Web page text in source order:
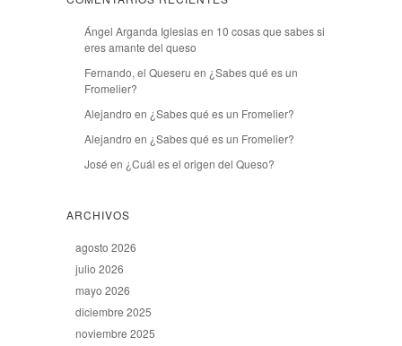
Ángel Arganda Iglesiasen 10 cosas que sabes si
eres amante del queso
Fernando, el Queseru en ¿Sabes qué es un
Fromelier?
Alejandro en ¿Sabes qué es un Fromelier?
Alejandro en ¿Sabes qué es un Fromelier?
José en ¿Cuál es el origen del Queso?
ARCHIVOS
agosto 2026
julio 2026
mayo 2026
diciembre 2025
noviembre 2025